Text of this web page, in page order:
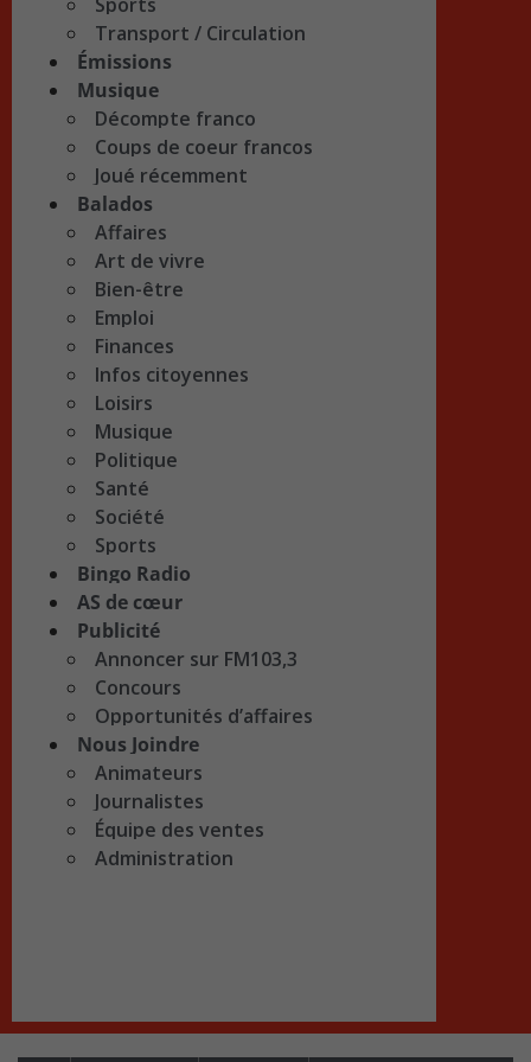
Transport / Circulation
Émissions
Musique
Décompte franco
Coups de coeur francos
Joué récemment
Balados
Affaires
Art de vivre
Bien-être
Emploi
Finances
Infos citoyennes
Loisirs
Musique
Politique
Santé
Société
Sports
Bingo Radio
AS de cœur
Publicité
Annoncer sur FM103,3
Concours
Opportunités d’affaires
Nous Joindre
Animateurs
Journalistes
Équipe des ventes
Administration